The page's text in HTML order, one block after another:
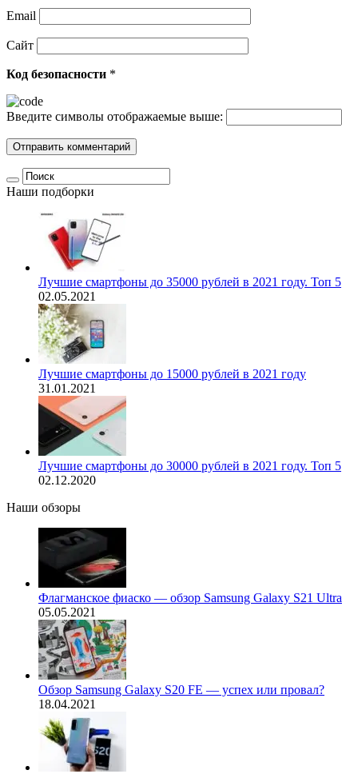
Email
Сайт
Код безопасности *
Введите символы отображаемые выше:
Наши подборки
Лучшие смартфоны до 35000 рублей в 2021 году. Топ 5
02.05.2021
Лучшие смартфоны до 15000 рублей в 2021 году
31.01.2021
Лучшие смартфоны до 30000 рублей в 2021 году. Топ 5
02.12.2020
Наши обзоры
Флагманское фиаско — обзор Samsung Galaxy S21 Ultra
05.05.2021
Обзор Samsung Galaxy S20 FE — успех или провал?
18.04.2021